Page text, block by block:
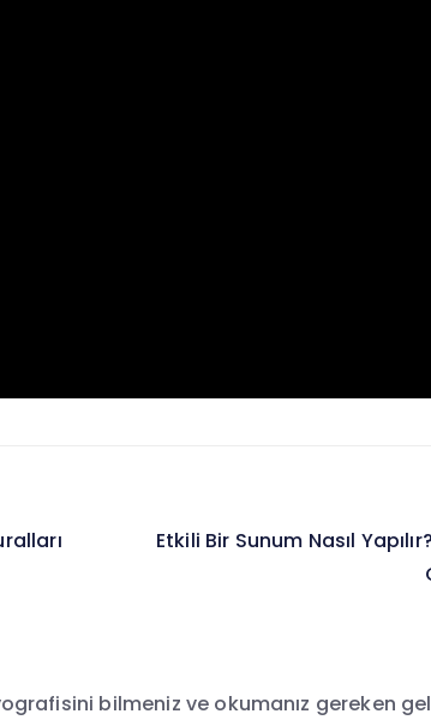
Etkili Bir Sunum Nasıl
bilmeniz ve okumanız gereken